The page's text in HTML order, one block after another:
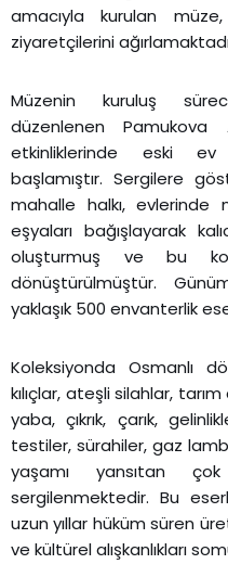
amacıyla kurulan
ziyaretçilerini
Müzenin kuruluş
düzenlenen Pamukova
etkinliklerinde eski ev
başlamıştır. Sergilere
mahalle halkı, evlerinde
eşyaları bağışlayarak
oluşturmuş ve bu
dönüştürülmüştür.
yaklaşık 500 envanterlik
Koleksiyonda Osmanlı
kılıçlar, ateşli silahlar,
yaba, çıkrık, çarık,
testiler, sürahiler, gaz
yaşamı yansıtan
sergilenmektedir. Bu
uzun yıllar hüküm süren
ve kültürel alışkanlıkları